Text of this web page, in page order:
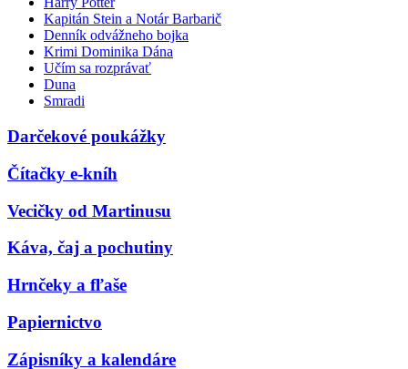
Kapitán Stein a Notár Barbarič
Denník odvážneho bojka
Krimi Dominika Dána
Učím sa rozprávať
Duna
Smradi
Darčekové poukážky
Čítačky e-kníh
Vecičky od Martinusu
Káva, čaj a pochutiny
Hrnčeky a fľaše
Papiernictvo
Zápisníky a kalendáre